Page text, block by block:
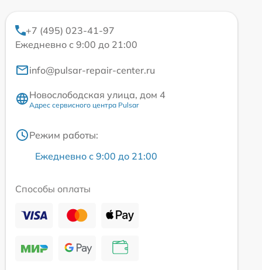
+7 (495) 023-41-97
Ежедневно с 9:00 до 21:00
info@pulsar-repair-center.ru
Новослободская улица, дом 4
Адрес сервисного центра Pulsar
Режим работы:
Ежедневно с 9:00 до 21:00
Способы оплаты